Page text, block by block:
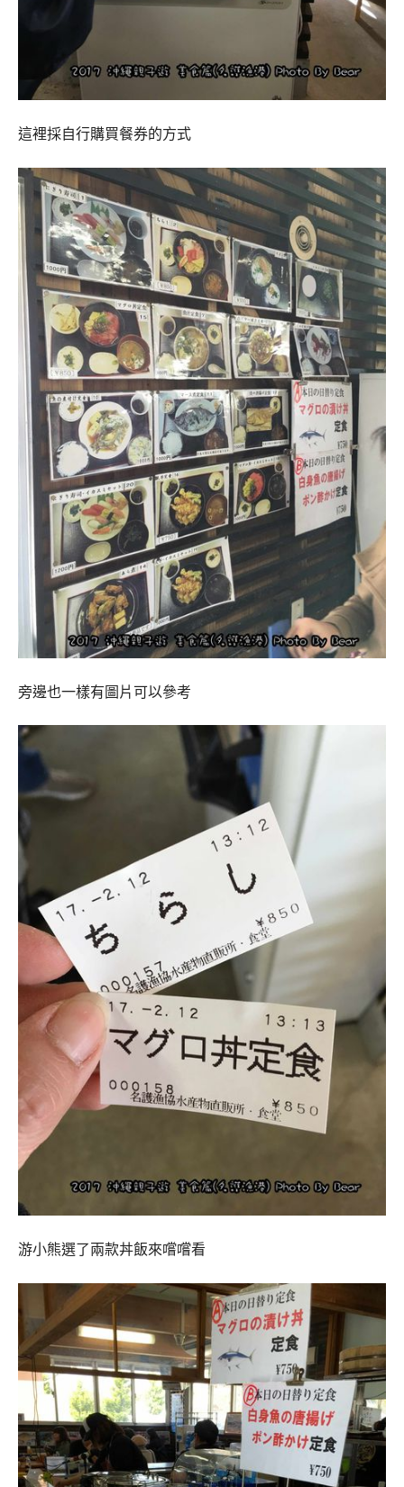
這裡採自行購買餐券的方式
旁邊也一樣有圖片可以參考
游小熊選了兩款丼飯來嚐嚐看